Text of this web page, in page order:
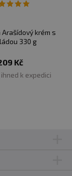
Arašídový krém s
330 g
Kč
ihned k expedici